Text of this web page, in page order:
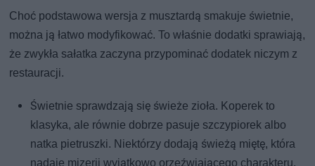
Choć podstawowa wersja z musztardą smakuje świetnie,
można ją łatwo modyfikować. To właśnie dodatki sprawiają,
że zwykła sałatka zaczyna przypominać dodatek niczym z
restauracji.
Świetnie sprawdzają się świeże zioła. Koperek to
klasyka, ale równie dobrze pasuje szczypiorek albo
natka pietruszki. Niektórzy dodają świeżą miętę, która
nadaje mizerii wyjątkowo orzeźwiającego charakteru.